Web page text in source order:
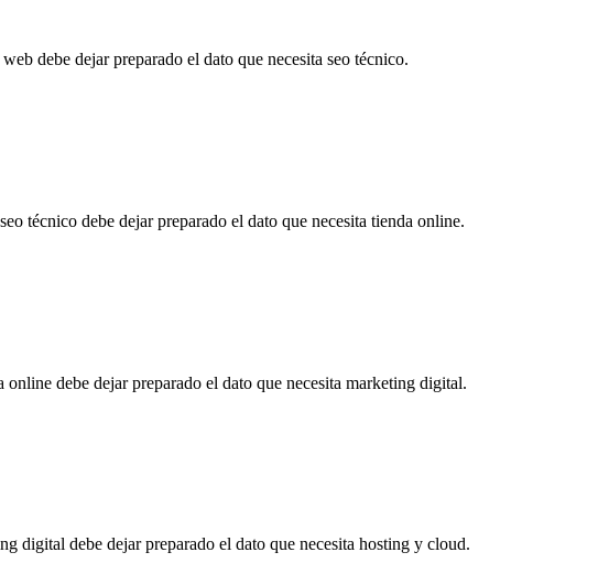
debe dejar preparado el dato que necesita seo técnico.
técnico debe dejar preparado el dato que necesita tienda online.
debe dejar preparado el dato que necesita marketing digital.
digital debe dejar preparado el dato que necesita hosting y cloud.